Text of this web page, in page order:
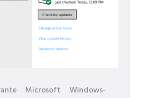
Microsoft Windows-